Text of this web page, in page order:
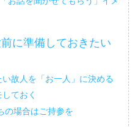
に準備しておきたい
故人を「お一人」に決める
ておく
場合はご持参を